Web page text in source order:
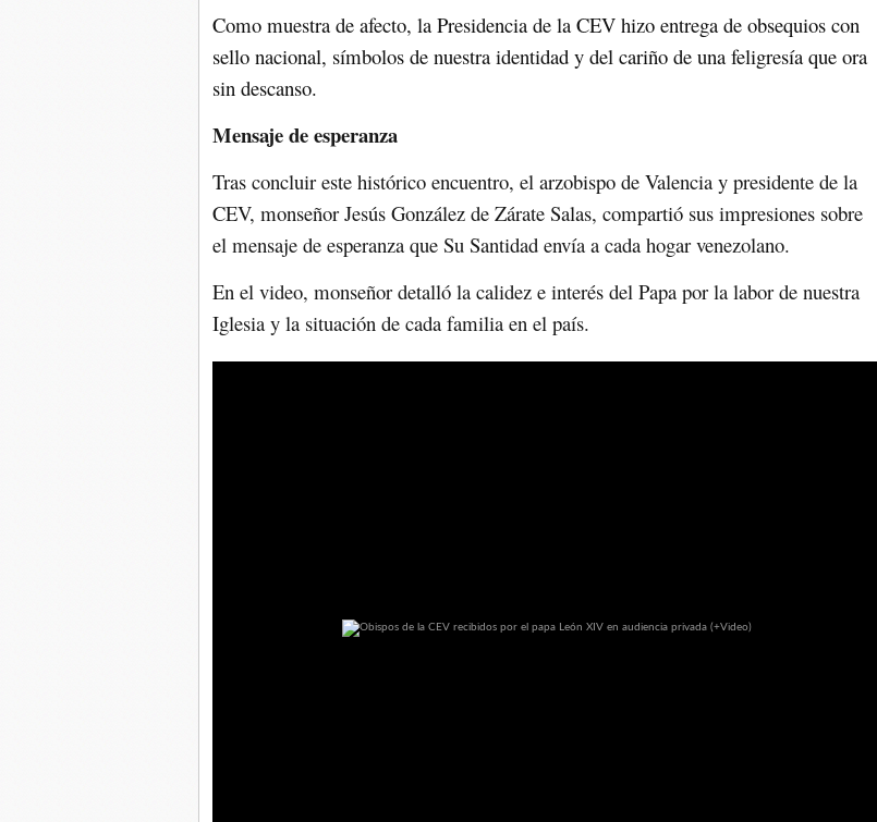
Como muestra de afecto, la Presidencia de la CEV hizo entrega de obsequios con
sello nacional, símbolos de nuestra identidad y del cariño de una feligresía que ora
sin descanso.
Mensaje de esperanza
Tras concluir este histórico encuentro, el arzobispo de Valencia y presidente de la
CEV, monseñor Jesús González de Zárate Salas, compartió sus impresiones sobre
el mensaje de esperanza que Su Santidad envía a cada hogar venezolano.
En el video, monseñor detalló la calidez e interés del Papa por la labor de nuestra
Iglesia y la situación de cada familia en el país.